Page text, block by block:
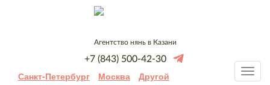
Агентство нянь в Казани
+7 (843) 500-42-30
Санкт-Петербург Москва Другой